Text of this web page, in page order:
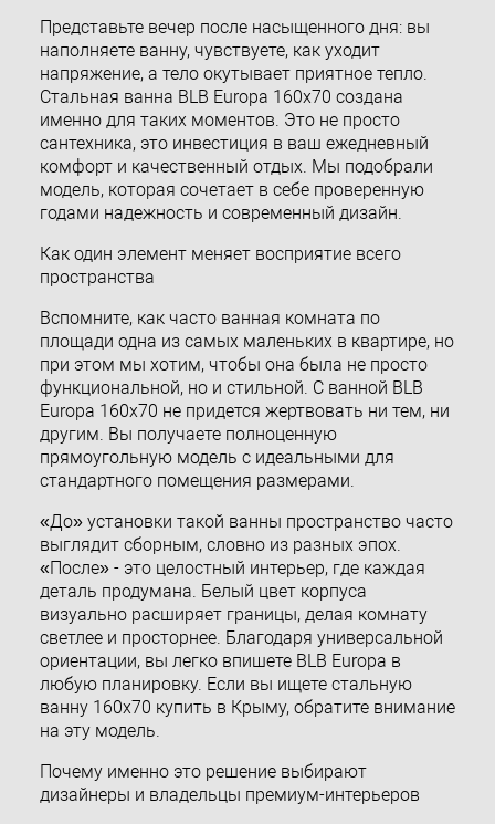
Представьте вечер после насыщенного дня: вы
наполняете ванну, чувствуете, как уходит
напряжение, а тело окутывает приятное тепло.
Стальная ванна BLB Europa 160x70 создана
именно для таких моментов. Это не просто
сантехника, это инвестиция в ваш ежедневный
комфорт и качественный отдых. Мы подобрали
модель, которая сочетает в себе проверенную
годами надежность и современный дизайн.
Как один элемент меняет восприятие всего
пространства
Вспомните, как часто ванная комната по
площади одна из самых маленьких в квартире, но
при этом мы хотим, чтобы она была не просто
функциональной, но и стильной. С ванной BLB
Europa 160x70 не придется жертвовать ни тем, ни
другим. Вы получаете полноценную
прямоугольную модель с идеальными для
стандартного помещения размерами.
«До» установки такой ванны пространство часто
выглядит сборным, словно из разных эпох.
«После» - это целостный интерьер, где каждая
деталь продумана. Белый цвет корпуса
визуально расширяет границы, делая комнату
светлее и просторнее. Благодаря универсальной
ориентации, вы легко впишете BLB Europa в
любую планировку. Если вы ищете стальную
ванну 160x70 купить в Крыму, обратите внимание
на эту модель.
Почему именно это решение выбирают
дизайнеры и владельцы премиум-интерьеров